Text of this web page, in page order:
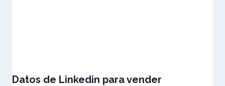
Datos de Linkedin para vender